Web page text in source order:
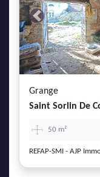
Previous
Grange
Saint Sorlin De
50 m²
REFAP-SMI - AJP